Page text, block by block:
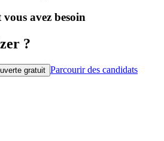
vous avez besoin
?
gratuit Parcourir des candidats